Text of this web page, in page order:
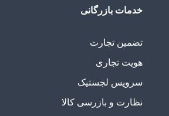
خدمات بازرگانی
تضمین تجارت
هویت تجاری
سرویس لجستیک
نظارت و بازرسی کالا